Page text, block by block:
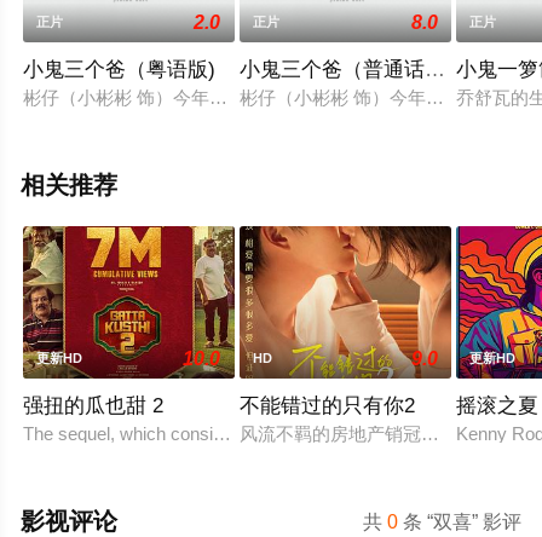
正片 2.0
小鬼三个爸（粤语版)
彬仔（小彬彬 饰）今年7岁了，天生异常顽皮捣蛋的他并不受
正片 8.0
小鬼三个爸（普通话版)
彬仔（小彬彬 饰）今年7岁了，天生
正片
小鬼一
乔舒瓦的
相关推荐
更新HD 10.0
强扭的瓜也甜 2
The sequel, which consists of consecutive events following the
HD 9.0
不能错过的只有你2
风流不羁的房地产销冠江来（吴翊歌
更新HD
摇滚之夏
Kenny
共0 条 “双喜” 影评
影视评论